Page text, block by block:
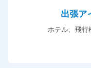
出張ア
ホテル、飛